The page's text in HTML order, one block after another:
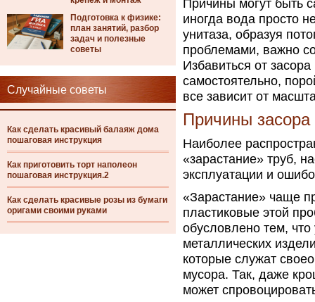
Подготовка к физике:
план занятий, разбор
задач и полезные
советы
Случайные советы
Как сделать красивый балаяж дома
пошаговая инструкция
Как приготовить торт наполеон
пошаговая инструкция.2
Как сделать красивые розы из бумаги
оригами своими руками
Причины могут быть
иногда вода просто
унитаза, образуя
проблемами, важно
Избавиться от
самостоятельно,
все зависит от
Причины засора
Наиболее
«зарастание» труб,
эксплуатации и
«Зарастание» чаще
пластиковые этой
обусловлено тем, что
металлических
которые служат
мусора. Так, даже
может